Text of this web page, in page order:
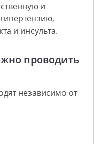
и
и инсульта.
проводить
независимо от